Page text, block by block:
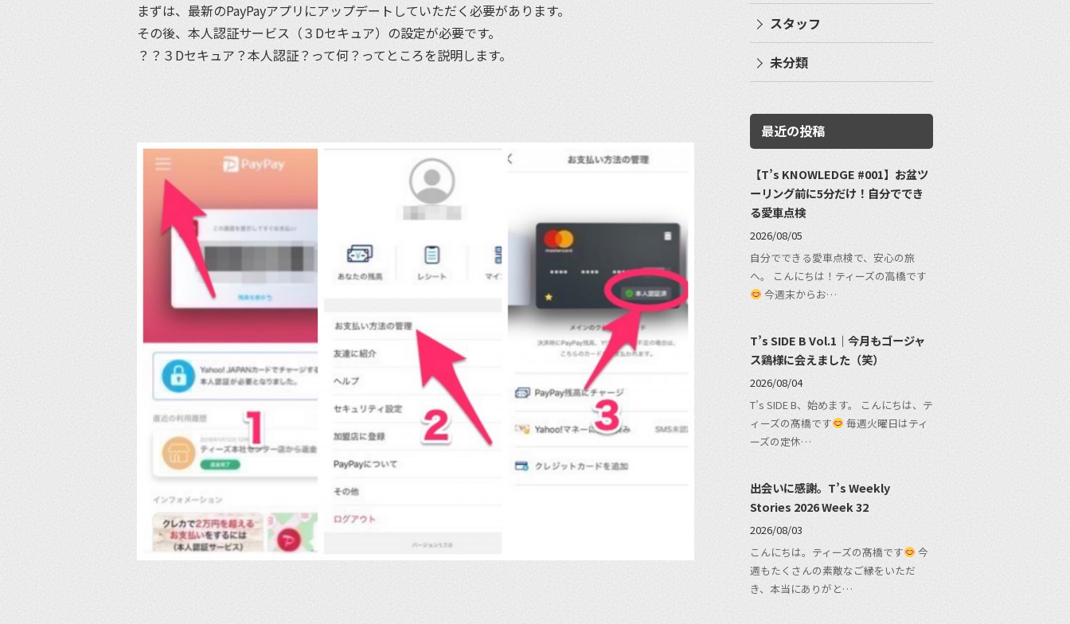
まずは、最新のPayPayアプリにアップデートしていただく必要があります。
その後、本人認証サービス（３Dセキュア）の設定が必要です。
？？３Dセキュア？本人認証？って何？ってところを説明します。
スタッフ
未分類
最近の投稿
【T’s KNOWLEDGE #001】お盆ツ
ーリング前に5分だけ！自分ででき
る愛車点検
2026/08/05
自分でできる愛車点検で、安心の旅
へ。 こんにちは！ティーズの高橋です
今週末からお…
T’s SIDE B Vol.1｜今月もゴージャ
ス鶏様に会えました（笑）
2026/08/04
T’s SIDE B、始めます。 こんにちは、テ
ィーズの髙橋です
毎週火曜日はティ
ーズの定休…
出会いに感謝。T’s Weekly
Stories 2026 Week 32
2026/08/03
こんにちは。ティーズの髙橋です
今
週もたくさんの素敵なご縁をいただ
き、本当にありがと…